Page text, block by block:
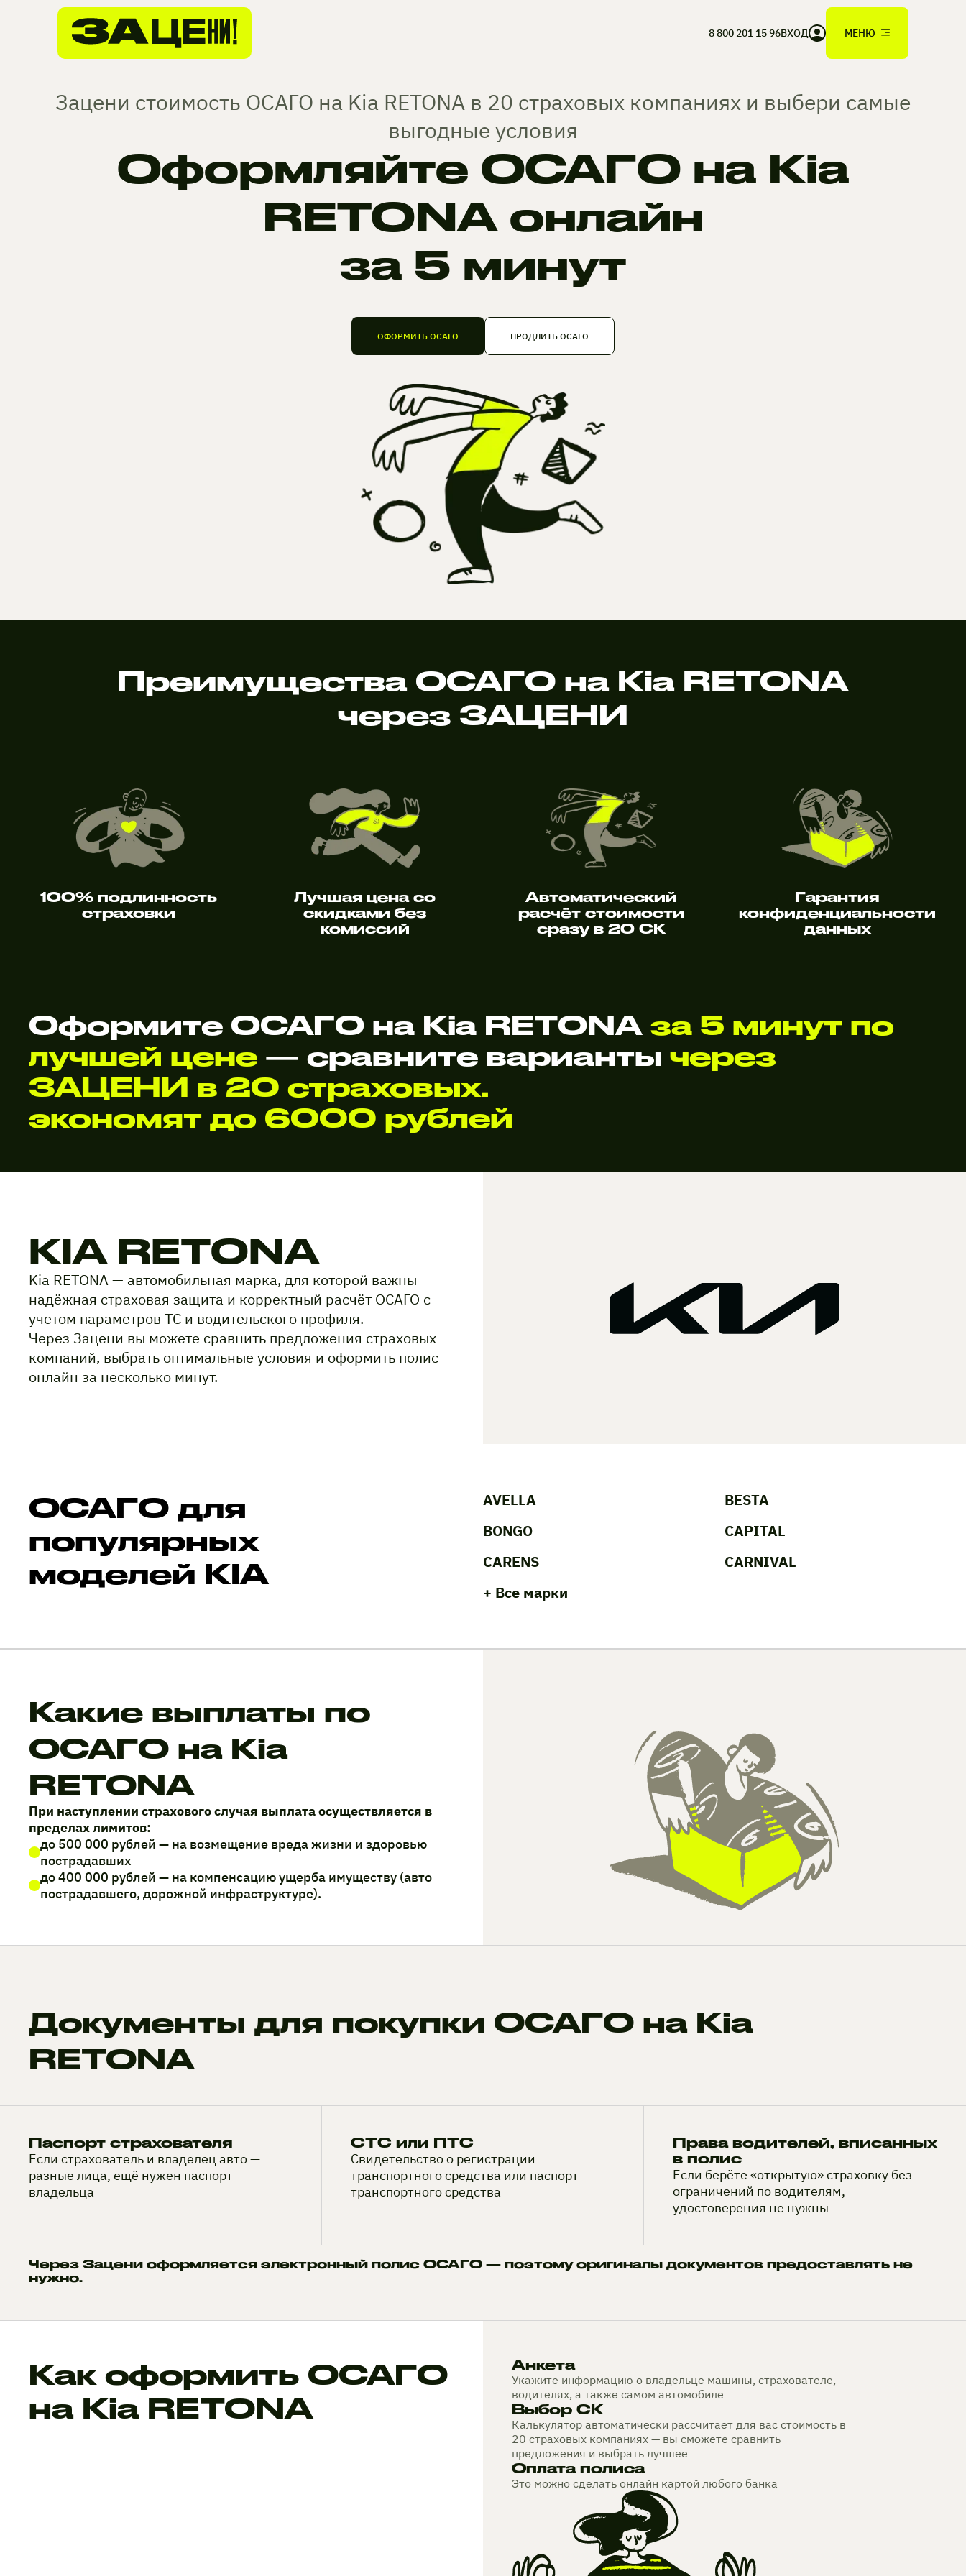
8 800 201 15 96ВХОД МЕНЮ
Зацени стоимость ОСАГО на Kia RETONA в 20 страховых компаниях и выбери самые
выгодные условия
Оформляйте ОСАГО на Kia
RETONA онлайн
за 5 минут
ОФОРМИТЬ ОСАГО ПРОДЛИТЬ ОСАГО
Преимущества ОСАГО на Kia RETONA
через ЗАЦЕНИ
100% подлинность
страховки
Лучшая цена со
скидками без
комиссий
Автоматический
расчёт стоимости
сразу в 20 СК
Гарантия
конфиденциальности
данных
Оформите ОСАГО на Kia RETONA за 5 минут по
лучшей цене — сравните варианты через
ЗАЦЕНИ в 20 страховых.
экономят до 6000 рублей
KIA RETONA
Kia RETONA — автомобильная марка, для которой важны
надёжная страховая защита и корректный расчёт ОСАГО с
учетом параметров ТС и водительского профиля.
Через Зацени вы можете сравнить предложения страховых
компаний, выбрать оптимальные условия и оформить полис
онлайн за несколько минут.
ОСАГО для
популярных
моделей KIA
AVELLA
BESTA
BONGO
CAPITAL
CARENS
CARNIVAL
+ Все марки
Какие выплаты по
ОСАГО на Kia
RETONA
При наступлении страхового случая выплата осуществляется в
пределах лимитов:
до 500 000 рублей — на возмещение вреда жизни и здоровью
пострадавших
до 400 000 рублей — на компенсацию ущерба имуществу (авто
пострадавшего, дорожной инфраструктуре).
Документы для покупки ОСАГО на Kia
RETONA
Паспорт страхователя
Если страхователь и владелец авто —
разные лица, ещё нужен паспорт
владельца
СТС или ПТС
Свидетельство о регистрации
транспортного средства или паспорт
транспортного средства
Права водителей, вписанных
в полис
Если берёте «открытую» страховку без
ограничений по водителям,
удостоверения не нужны
Через Зацени оформляется электронный полис ОСАГО — поэтому оригиналы документов предоставлять не
нужно.
Как оформить ОСАГО
на Kia RETONA
Анкета
Укажите информацию о владельце машины, страхователе,
водителях, а также самом автомобиле
Выбор СК
Калькулятор автоматически рассчитает для вас стоимость в
20 страховых компаниях — вы сможете сравнить
предложения и выбрать лучшее
Оплата полиса
Это можно сделать онлайн картой любого банка